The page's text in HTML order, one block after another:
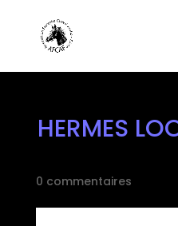
HERMES
0 commentaires